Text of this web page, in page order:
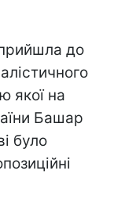
до
якої на
Башар
було